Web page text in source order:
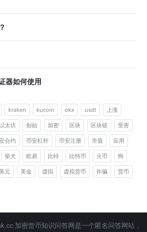
器如何使用
kraken kucoin okx usdt
上涨
以太坊 创始 加密 区块 区块链
受害
合约 币安杠杆 币安注册 市值
应用
柴犬 欧易 比特 比特币 火币
狗
元 美金 虚拟 虚拟货币 诈骗
货币
加密货币知识问答网是一个匿名问答网站，